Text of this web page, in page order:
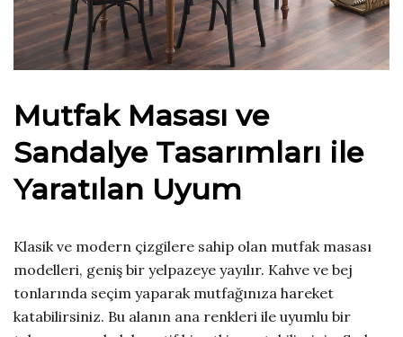
Mutfak Masası ve
Sandalye Tasarımları ile
Yaratılan Uyum
Klasik ve modern çizgilere sahip olan mutfak masası
modelleri, geniş bir yelpazeye yayılır. Kahve ve bej
tonlarında seçim yaparak mutfağınıza hareket
katabilirsiniz. Bu alanın ana renkleri ile uyumlu bir